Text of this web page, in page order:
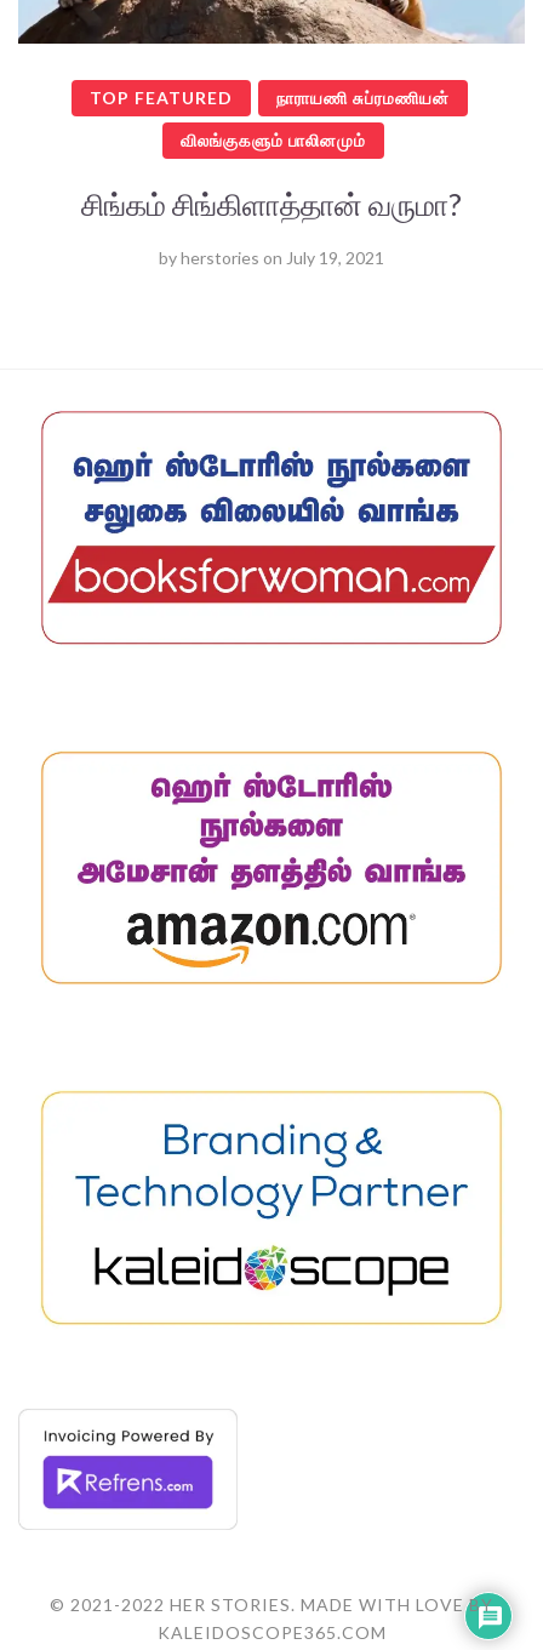
TOP FEATURED நாராயணி சுப்ரமணியன்
விலங்குகளும் பாலினமும்
சிங்கம் சிங்கிளாத்தான் வருமா?
byherstories on July 19, 2021
© 2021-2022 HER STORIES. MADE WITH LOVE BY
KALEIDOSCOPE365.COM